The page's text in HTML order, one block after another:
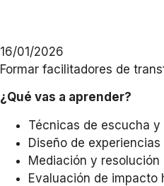
16/01/2026
Formar facilitadores de
¿Qué vas a aprender?
Técnicas de escucha
Diseño de
Mediación y
Evaluación de impacto